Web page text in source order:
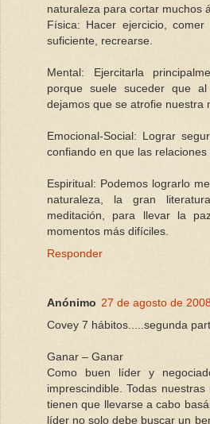
naturaleza para cortar muchos
Física: Hacer ejercicio,
suficiente, recrearse.
Mental: Ejercitarla
porque suele suceder que
dejamos que se atrofie nuestra
Emocional-Social: Lograr
confiando en que las relaciones
Espiritual: Podemos lograrlo
naturaleza, la gran
meditación, para llevar la
momentos más difíciles.
Responder
Anónimo 27 de agosto de
Covey 7 hábitos.....segunda
Ganar – Ganar
Como buen líder y
imprescindible. Todas
tienen que llevarse a cabo
líder no solo debe buscar un